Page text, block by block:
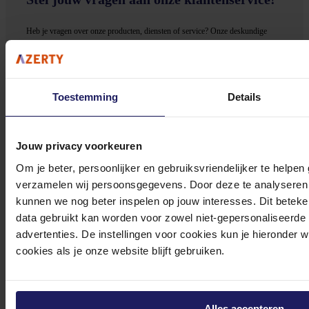
Toestemming Details
Jouw privacy voorkeuren
Om je beter, persoonlijker en gebruiksvriendelijker te
verzamelen wij persoonsgegevens. Door deze te
kunnen we nog beter inspelen op jouw interesses. Dit
data gebruikt kan worden voor zowel niet-
advertenties. De instellingen voor cookies kun je hieronder
cookies als je onze website blijft gebruiken.
Heb je vragen over onze producten, diensten of service? Onze deskundige
door indien nodig.
tot 17.00 uur en op zaterdag van 10.00 tot 15.00 uur.
Bekijk onze veelgestelde vragen